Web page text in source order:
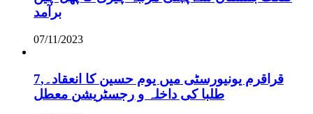
برآمد
07/11/2023
قراقرم یونیورسٹی میں یوم حسین کا انعقاد۔,7
طلبا کی داخلہ و رجسٹریشن معطل